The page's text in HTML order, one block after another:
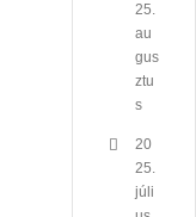
25.
au
gus
ztu
s
20
25.
júli